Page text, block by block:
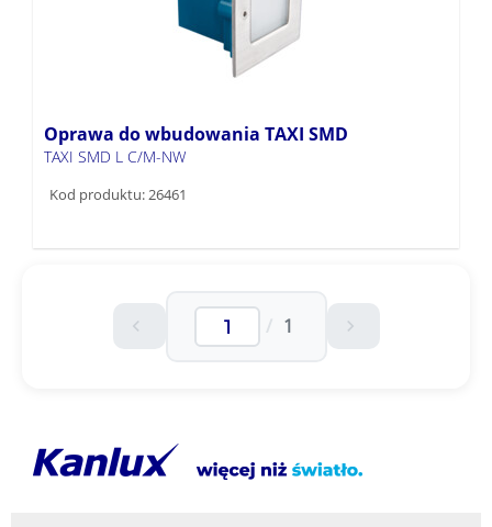
Oprawa do wbudowania TAXI SMD
TAXI SMD L C/M-NW
Kod produktu: 26461
/ 1